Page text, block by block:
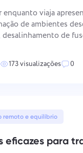
enquanto viaja
de ambientes
de
fixo. Abordar isso req
173 visualizações 0
remoto e equilíbrio
eficazes para